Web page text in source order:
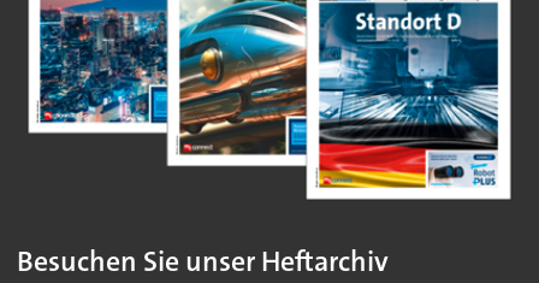
Besuchen Sie unser Heftarchiv